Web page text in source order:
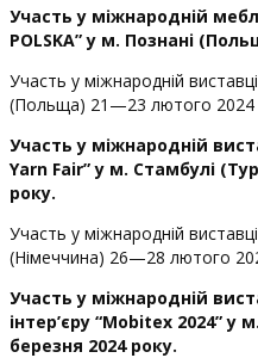
Участь у міжнародній
POLSKA” у м. Познані
Участь у міжнародній
(Польща) 21—23 лютого 2024
Участь у міжнародній
Yarn Fair” у м. Стамбулі
року.
Участь у міжнародній
(Німеччина) 26—28 лютого
Участь у міжнародній
інтер’єру “Mobitex 2024” у
березня 2024 року.